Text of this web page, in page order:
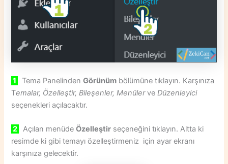
1 Tema PanelindenGörünüm bölümüne tıklayın. Karşınıza
Temalar, Özelleştir, Bileşenler, MenülerveDüzenleyici
seçenekleri açılacaktır.
2 Açılan menüdeÖzelleştir seçeneğini tıklayın. Altta ki
resimde ki gibi temayı özelleştirmeniz için ayar ekranı
karşınıza gelecektir.